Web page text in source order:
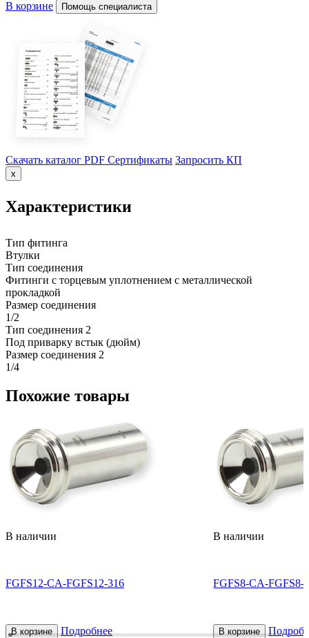
В корзине Помощь специалиста
Скачать каталог PDF Сертификаты Запросить КП
x
Характеристики
Тип фитинга
Втулки
Тип соединения
Фитинги с торцевым уплотнением с металлической
прокладкой
Размер соединения
1/2
Тип соединения 2
Под приварку встык (дюйм)
Размер соединения 2
1/4
Похожие товары
В наличии
FGFS12-CA-FGFS12-316
В корзине Подробнее
В наличии
FGFS8-CA-FGFS8-
В корзине